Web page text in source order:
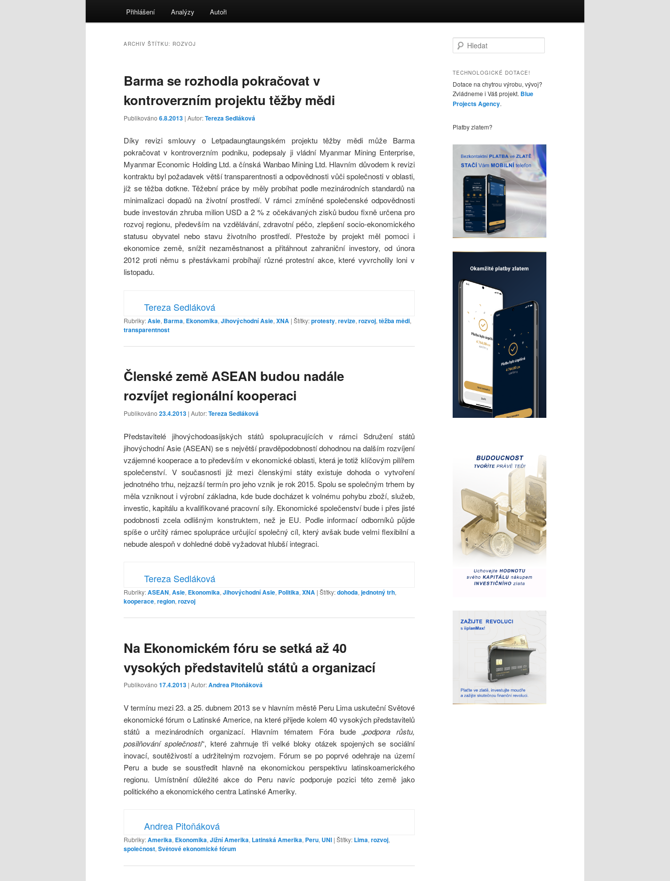
Přihlášení Analýzy Autoři
ARCHIV ŠTÍTKU: ROZVOJ
Barma se rozhodla pokračovat v
kontroverzním projektu těžby mědi
Publikováno 6.8.2013 | Autor:Tereza Sedláková
Díky revizi smlouvy o Letpadaungtaungském projektu těžby mědi může Barma
pokračovat v kontroverzním podniku, podepsaly ji vládní Myanmar Mining Enterprise,
Myanmar Economic Holding Ltd. a čínská Wanbao Mining Ltd. Hlavním důvodem k revizi
kontraktu byl požadavek větší transparentnosti a odpovědnosti vůči společnosti v oblasti,
jíž se těžba dotkne. Těžební práce by měly probíhat podle mezinárodních standardů na
minimalizaci dopadů na životní prostředí. V rámci zmíněné společenské odpovědnosti
bude investován zhruba milion USD a 2 % z očekávaných zisků budou fixně určena pro
rozvoj regionu, především na vzdělávání, zdravotní péčo, zlepšení socio-ekonomického
statusu obyvatel nebo stavu životního prostředí. Přestože by projekt měl pomoci i
ekonomice země, snížit nezaměstnanost a přitáhnout zahraniční investory, od února
2012 proti němu s přestávkami probíhají různé protestní akce, které vyvrcholily loni v
listopadu.
Tereza Sedláková
Rubriky:Asie, Barma, Ekonomika, Jihovýchodní Asie, XNA | Štítky:protesty, revize, rozvoj, těžba mědi,
transparentnost
Členské země ASEAN budou nadále
rozvíjet regionální kooperaci
Publikováno 23.4.2013 | Autor:Tereza Sedláková
Představitelé jihovýchodoasijských států spolupracujících v rámci Sdružení států
jihovýchodní Asie (ASEAN) se s největší pravděpodobností dohodnou na dalším rozvíjení
vzájemné kooperace a to především v ekonomické oblasti, která je totiž klíčovým pilířem
společenství. V současnosti již mezi členskými státy existuje dohoda o vytvoření
jednotného trhu, nejzazší termín pro jeho vznik je rok 2015. Spolu se společným trhem by
měla vzniknout i výrobní základna, kde bude docházet k volnému pohybu zboží, služeb,
investic, kapitálu a kvalifikované pracovní síly. Ekonomické společenství bude i přes jisté
podobnosti zcela odlišným konstruktem, než je EU. Podle informací odborníků půjde
spíše o určitý rámec spolupráce určující společný cíl, který avšak bude velmi flexibilní a
nebude alespoň v dohledné době vyžadovat hlubší integraci.
Tereza Sedláková
Rubriky:ASEAN, Asie, Ekonomika, Jihovýchodní Asie, Politika, XNA | Štítky:dohoda, jednotný trh,
kooperace, region, rozvoj
Na Ekonomickém fóru se setká až 40
vysokých představitelů států a organizací
Publikováno 17.4.2013 | Autor:Andrea Pitoňáková
V termínu mezi 23. a 25. dubnem 2013 se v hlavním městě Peru Lima uskuteční Světové
ekonomické fórum o Latinské Americe, na které přijede kolem 40 vysokých představitelů
států a mezinárodních organizací. Hlavním tématem Fóra bude „podpora růstu,
posilňování společností“, které zahrnuje tři velké bloky otázek spojených se sociální
inovací, soutěživostí a udržitelným rozvojem. Fórum se po poprvé odehraje na území
Peru a bude se soustředit hlavně na ekonomickou perspektivu latinskoamerického
regionu. Umístnění důležité akce do Peru navíc podporuje pozici této země jako
politického a ekonomického centra Latinské Ameriky.
Andrea Pitoňáková
Rubriky:Amerika, Ekonomika, Jižní Amerika, Latinská Amerika, Peru, UNI | Štítky: Lima, rozvoj,
společnost, Světové ekonomické fórum
l
d
t
TECHNOLOGICKÉ DOTACE!
Dotace na chytrou výrobu, vývoj?
Zvládneme i Váš projekt. Blue
Projects Agency.
Platby zlatem?